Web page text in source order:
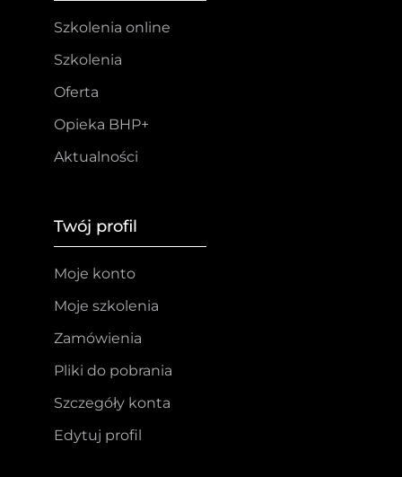
Szkolenia online
Szkolenia
Oferta
Opieka BHP+
Aktualności
Twój profil
Moje konto
Moje szkolenia
Zamówienia
Pliki do pobrania
Szczegóły konta
Edytuj profil